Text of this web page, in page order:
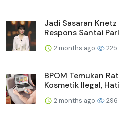
Jadi Sasaran
Respons Santai
2 months ago 225
BPOM Temukan
Kosmetik Ilegal,
2 months ago 296